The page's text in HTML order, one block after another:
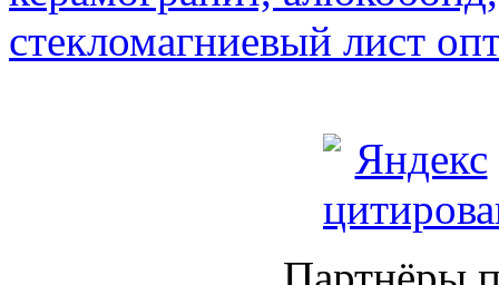
стекломагниевый лист